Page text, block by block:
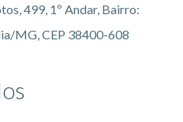
499, 1º Andar, Bairro:
MG, CEP 38400-608